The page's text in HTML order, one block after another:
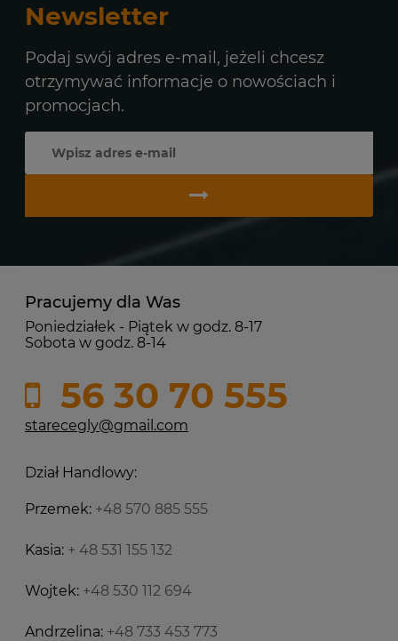
Newsletter
Podaj swój adres e-mail, jeżeli chcesz
otrzymywać informacje o nowościach i
promocjach.
Pracujemy dla Was
Poniedziałek - Piątek w godz. 8-17
Sobota w godz. 8-14
56 30 70 555
starecegly@gmail.com
Dział Handlowy:
Przemek: +48 570 885 555
Kasia: + 48 531 155 132
Wojtek: +48 530 112 694
Andrzelina: +48 733 453 773